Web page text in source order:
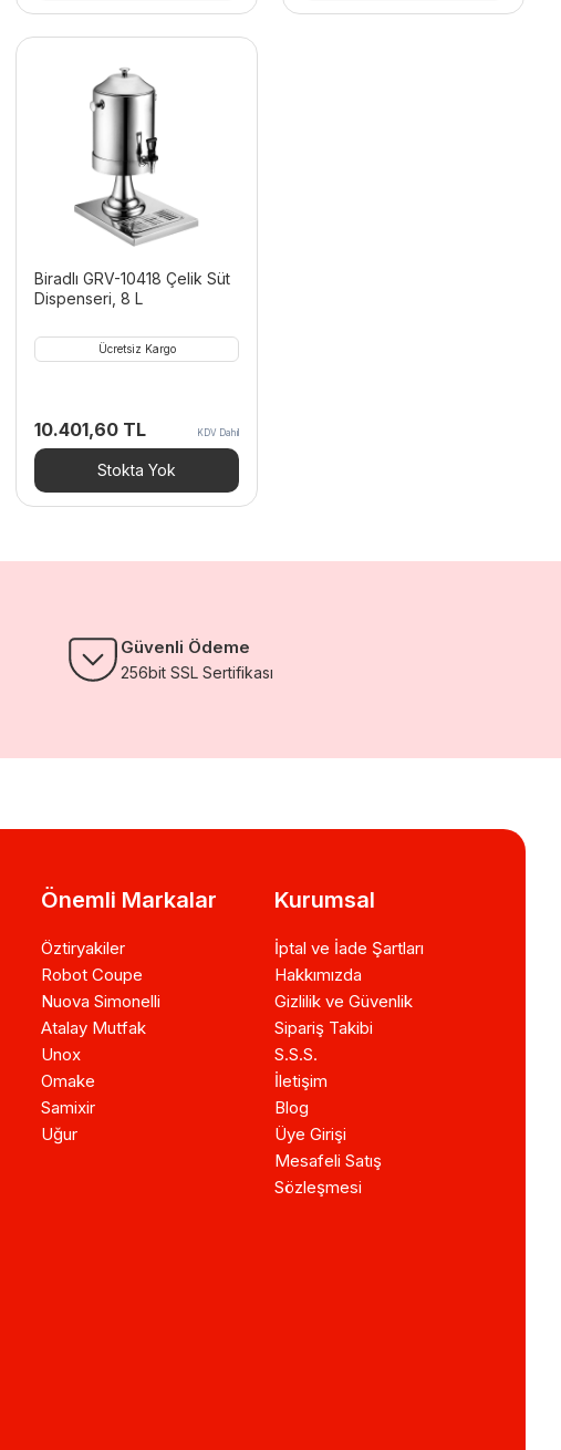
Biradlı GRV-10418 Çelik Süt
Dispenseri, 8 L
Ücretsiz Kargo
10.401,60 TL KDV Dahil
Stokta Yok
Güvenli Ödeme
256bit SSL Sertifikası
Önemli Markalar
Öztiryakiler
Robot Coupe
Nuova Simonelli
Atalay Mutfak
Unox
Omake
Samixir
Uğur
Kurumsal
İptal ve İade Şartları
Hakkımızda
Gizlilik ve Güvenlik
Sipariş Takibi
S.S.S.
İletişim
Blog
Üye Girişi
Mesafeli Satış
Sözleşmesi